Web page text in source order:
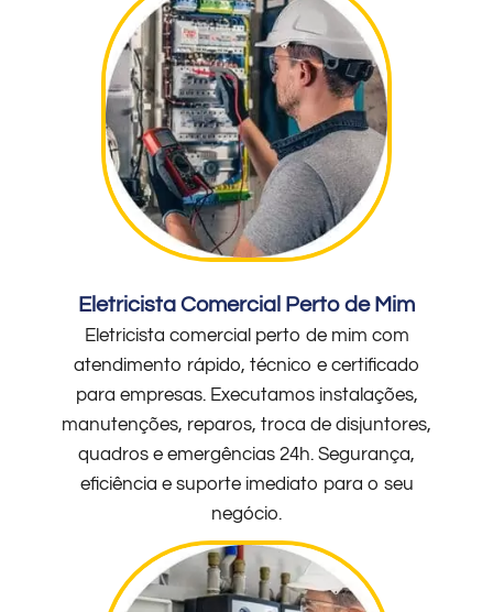
Eletricista Comercial Perto de Mim
Eletricista comercial perto de mim com
atendimento rápido, técnico e certificado
para empresas. Executamos instalações,
manutenções, reparos, troca de disjuntores,
quadros e emergências 24h. Segurança,
eficiência e suporte imediato para o seu
negócio.